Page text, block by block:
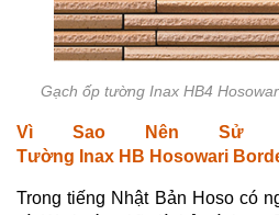
Gạch ốp tường Inax HB4
Vì Sao Nên Sử
Tường Inax HB Hosowari
Trong tiếng Nhật Bản Hoso có